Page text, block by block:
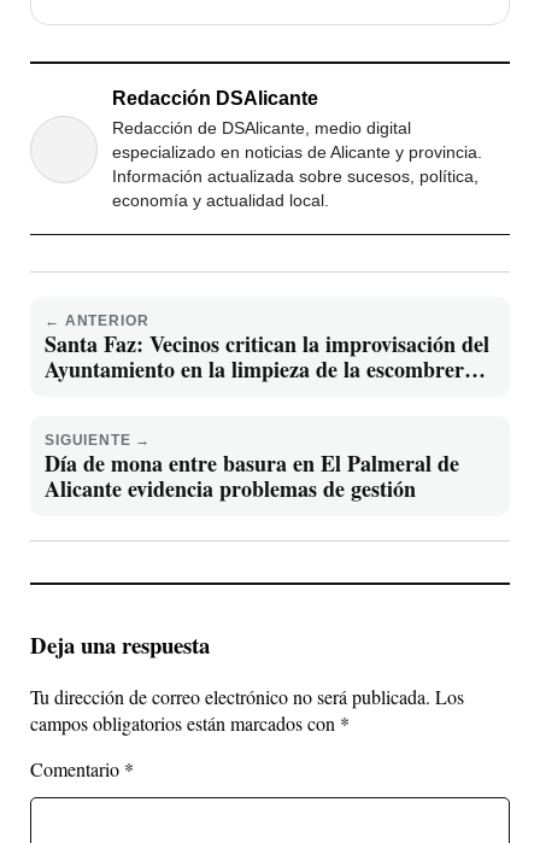
Redacción DSAlicante
Redacción de DSAlicante, medio digital
especializado en noticias de Alicante y provincia.
Información actualizada sobre sucesos, política,
economía y actualidad local.
← ANTERIOR
Santa Faz: Vecinos critican la improvisación del
Ayuntamiento en la limpieza de la escombrera
SIGUIENTE →
Día de mona entre basura en El Palmeral de
Alicante evidencia problemas de gestión
Deja una respuesta
Tu dirección de correo electrónico no será publicada. Los
campos obligatorios están marcados con *
Comentario *